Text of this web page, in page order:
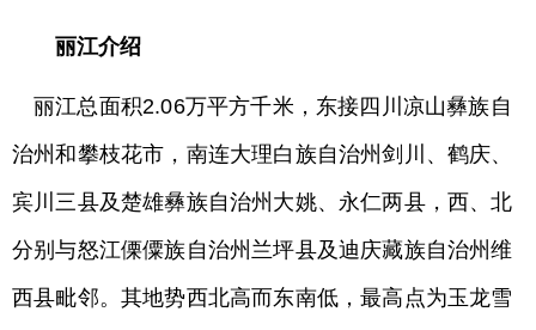
丽江介绍
丽江总面积2.06万平方千米，东接四川凉山彝族自
治州和攀枝花市，南连大理白族自治州剑川、鹤庆、
宾川三县及楚雄彝族自治州大姚、永仁两县，西、北
分别与怒江傈僳族自治州兰坪县及迪庆藏族自治州维
西县毗邻。其地势西北高而东南低，最高点为玉龙雪